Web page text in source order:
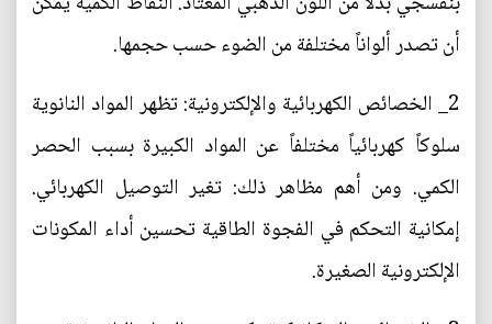
أن تصدر ألواناً مختلفة من الضوء حسب حجمها.
2_ الخصائص الكهربائية والإلكترونية: تظهر المواد النانوية
سلوكاً كهربائياً مختلفاً عن المواد الكبيرة بسبب الحصر
الكمي. ومن أهم مظاهر ذلك: تغير التوصيل الكهربائي.
إمكانية التحكم في الفجوة الطاقية تحسين أداء المكونات
الإلكترونية الصغيرة.